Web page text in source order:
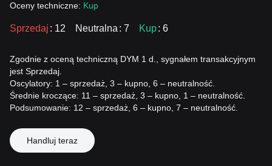
Oceny techniczne: Kup
Sprzedaj : 12 Neutralna : 7 Kup: 6
Zgodnie z oceną techniczną DYM 1 d., sygnałem transakcyjnym
jest Sprzedaj.
Oscylatory: 1 – sprzedaż, 3 – kupno, 6 – neutralność.
Średnie kroczące: 11 – sprzedaż, 3 – kupno, 1 – neutralność.
Podsumowanie: 12 – sprzedaż, 6 – kupno, 7 – neutralność.
Handluj teraz